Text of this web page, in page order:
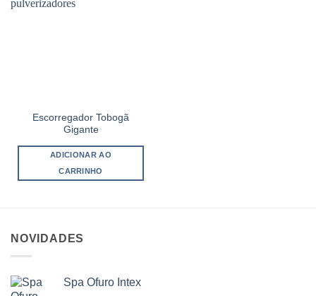
Escorregador Tobogã
Gigante
ADICIONAR AO
CARRINHO
NOVIDADES
Spa Ofuro Intex